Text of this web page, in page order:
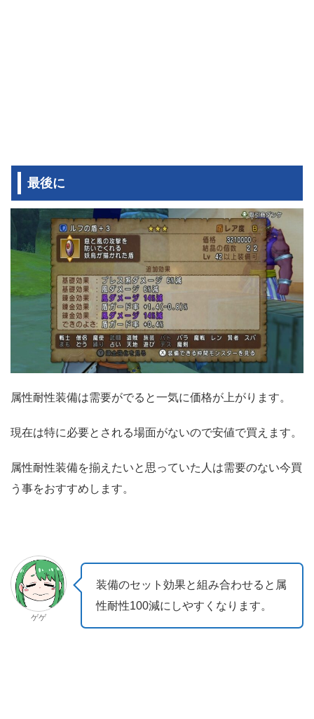
最後に
属性耐性装備は需要がでると一気に価格が上がります。
現在は特に必要とされる場面がないので安値で買えます。
属性耐性装備を揃えたいと思っていた人は需要のない今買
う事をおすすめします。
ゲゲ
装備のセット効果と組み合わせると属
性耐性100減にしやすくなります。